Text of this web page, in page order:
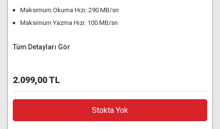
Maksimum Okuma Hızı: 290 MB/sn
Maksimum Yazma Hızı: 100 MB/sn
Tüm Detayları Gör
2.099,00 TL
Stokta Yok